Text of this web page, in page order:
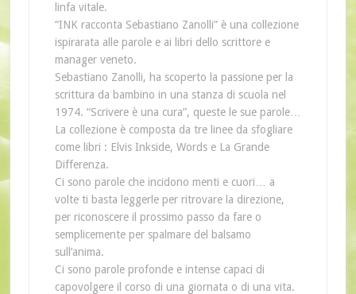
linfa vitale.
“INK racconta Sebastiano Zanolli” è una collezione
ispirarata alle parole e ai libri dello scrittore e
manager veneto.
Sebastiano Zanolli, ha scoperto la passione per la
scrittura da bambino in una stanza di scuola nel
1974. “Scrivere è una cura”, queste le sue parole…
La collezione è composta da tre linee da sfogliare
come libri : Elvis Inkside, Words e La Grande
Differenza.
Ci sono parole che incidono menti e cuori… a
volte ti basta leggerle per ritrovare la direzione,
per riconoscere il prossimo passo da fare o
semplicemente per spalmare del balsamo
sull’anima.
Ci sono parole profonde e intense capaci di
capovolgere il corso di una giornata o di una vita.